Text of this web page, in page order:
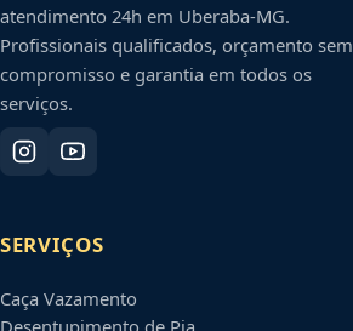
atendimento 24h em Uberaba-MG.
Profissionais qualificados, orçamento sem
compromisso e garantia em todos os
serviços.
SERVIÇOS
Caça Vazamento
Desentupimento de Pia